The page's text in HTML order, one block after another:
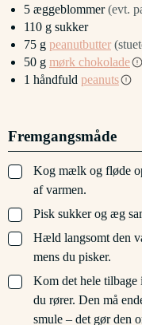
5 æggeblommer (evt.
110 g sukker
75 g peanutbutter
50 g mørk chokolade
1 håndfuld peanuts
Fremgangsmåde
▢
Kog mælk og fløde
af varmen.
▢
Pisk sukker og æg
▢
Hæld langsomt den
mens du pisker.
▢
Kom det hele tilbage
du rører. Den må
smule – det gør den